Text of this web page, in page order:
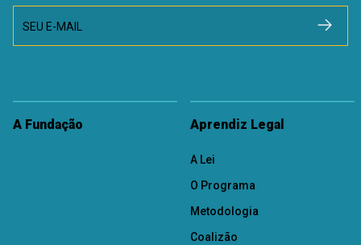
SEU E-MAIL
A Fundação Aprendiz Legal
A Lei
O Programa
Metodologia
Coalizão